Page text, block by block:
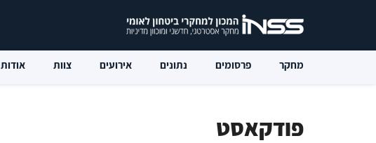
מחקר פרסומים נתונים אירועים צוות אודות
פודקאסט